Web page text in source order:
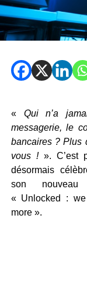
« Qui n’a
messagerie, le
bancaires ? Plus
vous !». C’est
désormais
son nouveau
« Unlocked : we
more ».